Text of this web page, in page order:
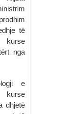
të
kurse
nga
e
kurse
dhjetë